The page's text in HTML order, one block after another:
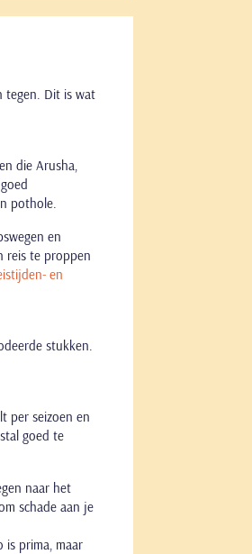
tegen. Dit is wat
die Arusha,
pothole.
en
reis te proppen
en
stukken.
per seizoen en
goed te
naar het
schade aan je
is prima, maar